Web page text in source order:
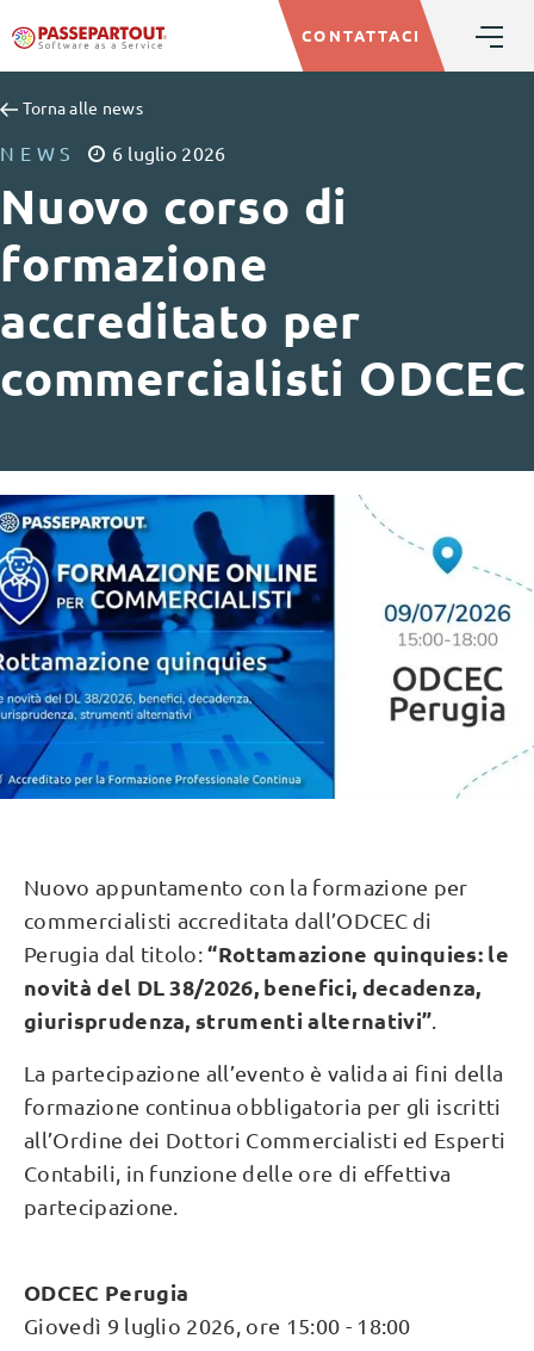
CONTATTACI
Torna alle news
NEWS 6 luglio 2026
Nuovo corso di
formazione
accreditato per
commercialisti ODCEC
Nuovo appuntamento con la formazione per
commercialisti accreditata dall’ODCEC di
Perugia dal titolo:“Rottamazione quinquies: le
novità del DL 38/2026, benefici, decadenza,
giurisprudenza, strumenti alternativi”
La partecipazione all’evento è valida ai fini della
formazione continua obbligatoria per gli iscritti
all’Ordine dei Dottori Commercialisti ed Esperti
Contabili, in funzione delle ore di effettiva
partecipazione.
ODCEC Perugia
Giovedì 9 luglio 2026, ore 15:00 - 18:00